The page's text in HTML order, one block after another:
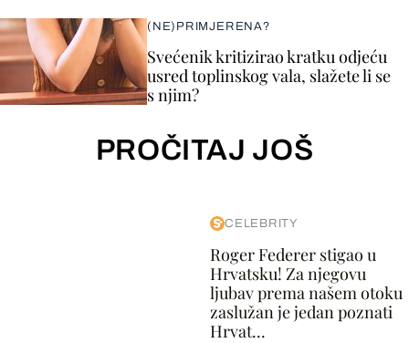
(NE)PRIMJERENA?
Svećenik kritizirao kratku odjeću
usred toplinskog vala, slažete li se
s njim?
PROČITAJ JOŠ
CELEBRITY
Roger Federer stigao u
Hrvatsku! Za njegovu
ljubav prema našem otoku
zaslužan je jedan poznati
Hrvat...